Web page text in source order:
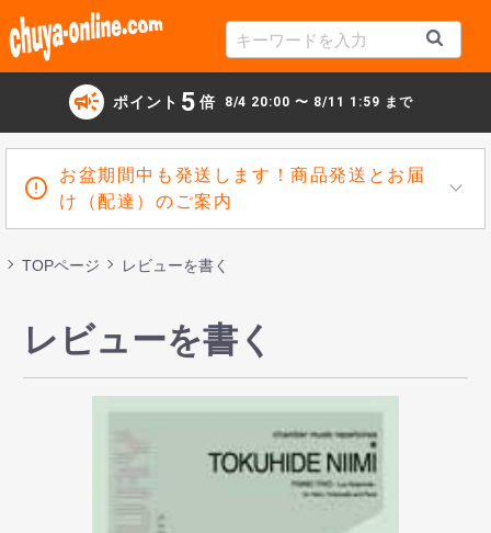
campaign ポイント 5 倍 8/4 20:00 〜 8/11 1:59 まで
お盆期間中も発送します！商品発送とお届
け（配達）のご案内
TOPページ レビューを書く
レビューを書く